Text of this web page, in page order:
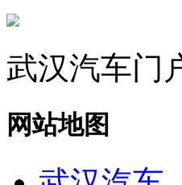
武汉汽车门
网站地图